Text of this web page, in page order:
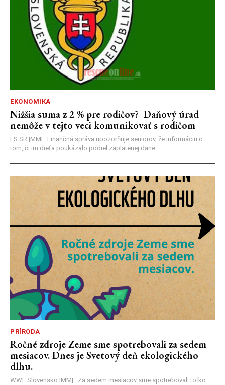
EKONOMIKA
Nižšia suma z 2 % pre rodičov? Daňový úrad
nemôže v tejto veci komunikovať s rodičom
FS SR |MM| Finančná správa upozorňuje seniorov, že informáciu o
tom, či im dieťa poukázalo podiel zaplatenej dane...
PRÍRODA
Ročné zdroje Zeme sme spotrebovali za sedem
mesiacov. Dnes je Svetový deň ekologického
dlhu.
WWF Slovensko |MM| Za sedem mesiacov sme spotrebovali toľko